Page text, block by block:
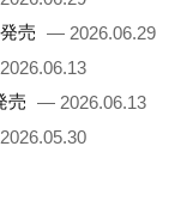
売 — 2026.06.29
売 — 2026.06.13